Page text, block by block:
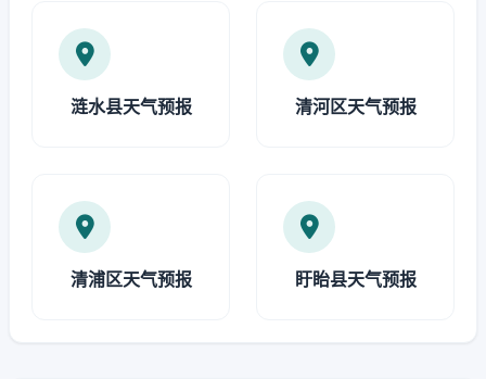
涟水县天气预报 清河区天气预报
清浦区天气预报 盱眙县天气预报